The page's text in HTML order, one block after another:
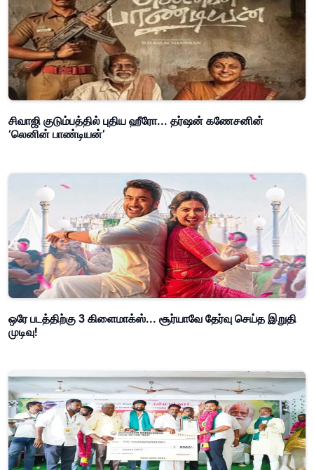
சிவாஜி குடும்பத்தில் புதிய ஹீரோ... தர்ஷன் கணேசனின்
‘லெனின் பாண்டியன்’
ஒரே படத்திற்கு 3 கிளைமாக்ஸ்... சூர்யாவே தேர்வு செய்த இறுதி
முடிவு!